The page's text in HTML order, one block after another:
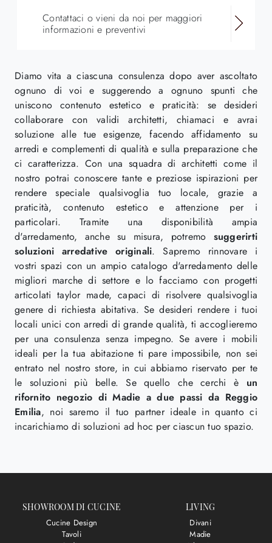
Contattaci o vieni da noi per maggiori
informazioni e preventivi
Diamo vita a ciascuna consulenza dopo aver ascoltato
ognuno di voi e suggerendo a ognuno spunti che
uniscono contenuto estetico e praticità: se desideri
collaborare con validi architetti, chiamaci e avrai
soluzione alle tue esigenze, facendo affidamento su
arredi e complementi di qualità e sulla preparazione che
ci caratterizza. Con una squadra di architetti come il
nostro potrai conoscere tante e preziose ispirazioni per
rendere speciale qualsivoglia tuo locale, grazie a
praticità, contenuto estetico e attenzione per i
particolari. Tramite una disponibilità ampia
d'arredamento, anche su misura, potremo suggerirti
soluzioni arredative originali. Sapremo rinnovare i
vostri spazi con un ampio catalogo d'arredamento delle
migliori marche di settore e lo facciamo con progetti
articolati taylor made, capaci di risolvere qualsivoglia
genere di richiesta abitativa. Se desideri rendere i tuoi
locali unici con arredi di grande qualità, ti accoglieremo
per una consulenza senza impegno. Se avere i mobili
ideali per la tua abitazione ti pare impossibile, non sei
entrato nel nostro store, in cui abbiamo riservato per te
le soluzioni più belle. Se quello che cerchi è un
rifornito negozio di Madie a due passi da Reggio
Emilia, noi saremo il tuo partner ideale in quanto ci
incarichiamo di soluzioni ad hoc per ciascun tuo spazio.
SHOWROOM DI CUCINE
Cucine Design
Tavoli
LIVING
Divani
Madie